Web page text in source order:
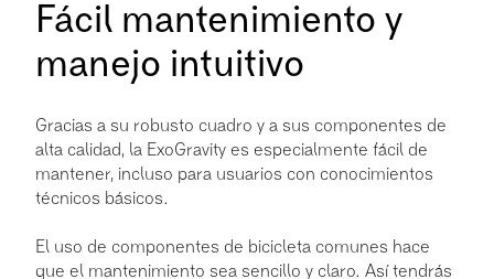
Fácil mantenimiento y
manejo intuitivo
Gracias a su robusto cuadro y a sus componentes de
alta calidad, la ExoGravity es especialmente fácil de
mantener, incluso para usuarios con conocimientos
técnicos básicos.
El uso de componentes de bicicleta comunes hace
que el mantenimiento sea sencillo y claro. Así tendrás